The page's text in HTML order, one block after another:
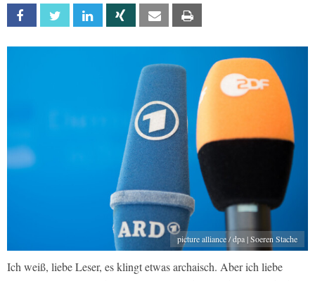
Facebook Twitter Linkedin Xing Email
picture alliance / dpa | Soeren Stache
Ich weiß, liebe Leser, es klingt etwas archaisch. Aber ich liebe